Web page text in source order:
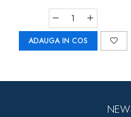
ADAUGA IN COS